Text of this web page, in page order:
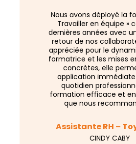
Nous avons déployé la
Travailler en équipe »
dernières années avec
retour de nos
appréciée pour le
formatrice et les mises
concrètes, elle
application immédiate
quotidien
formation efficace et
que nous
Assistante RH –
CINDY CABY